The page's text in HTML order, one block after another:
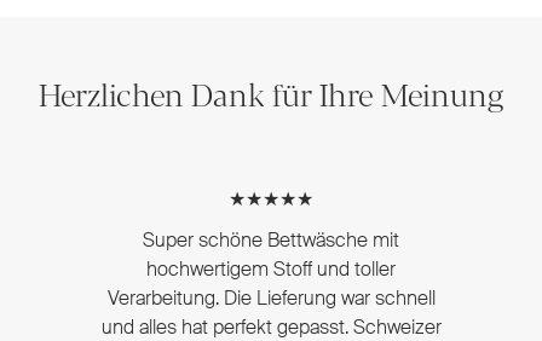
Herzlichen Dank für Ihre Meinung
★★★★★
Super schöne Bettwäsche mit
hochwertigem Stoff und toller
Verarbeitung. Die Lieferung war schnell
und alles hat perfekt gepasst. Schweizer